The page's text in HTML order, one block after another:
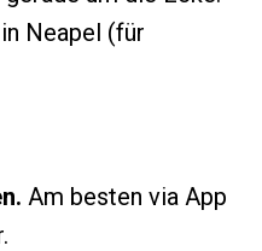
Neapel (für
Am besten via App